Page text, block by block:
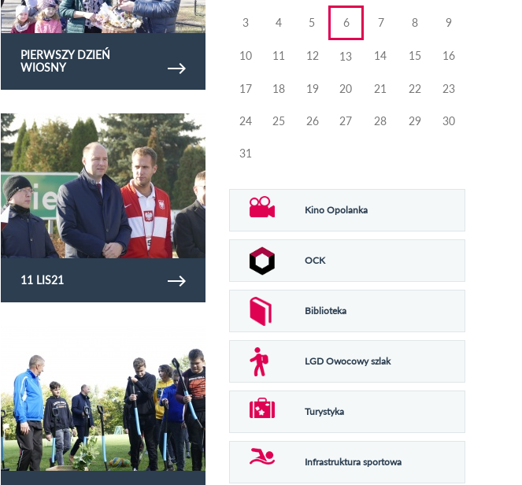
PIERWSZY DZIEŃ
WIOSNY
11 LIS21
Obejrzyj galerię zdjęć 11 lis21
3 4 5 6 7 8 9
10 11 12 13 14 15 16
17 18 19 20 21 22 23
24 25 26 27 28 29 30
31
Kino Opolanka
OCK
Biblioteka
LGD Owocowy szlak
Turystyka
Infrastruktura sportowa